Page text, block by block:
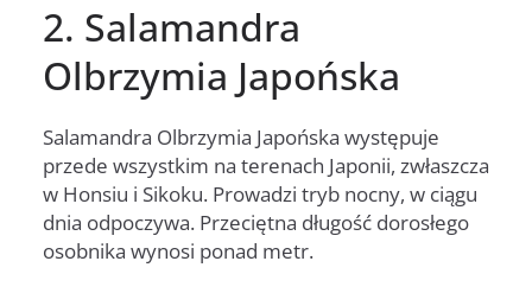
2. Salamandra
Olbrzymia Japońska
Salamandra Olbrzymia Japońska występuje
przede wszystkim na terenach Japonii, zwłaszcza
w Honsiu i Sikoku. Prowadzi tryb nocny, w ciągu
dnia odpoczywa. Przeciętna długość dorosłego
osobnika wynosi ponad metr.